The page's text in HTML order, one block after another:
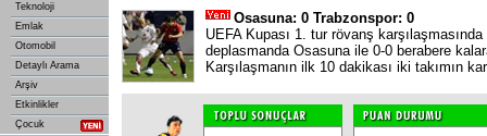
Teknoloji
Emlak
Otomobil
Detaylı Arama
Arşiv
Etkinlikler
Çocuk
Osasuna: 0 Trabzonspor: 0
UEFA Kupası 1. tur rövanş
deplasmanda Osasuna ile 0-0 berabere
Karşılaşmanın ilk 10 dakikası iki takımın